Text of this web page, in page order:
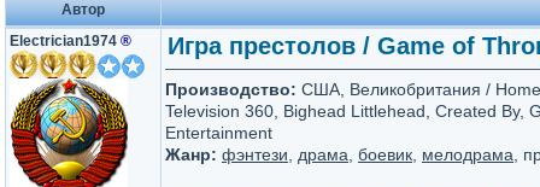
Автор
Electrician1974 ® Игра престолов / Game of
Производство: США, Великобритания /
Television 360, Bighead Littlehead, Created By,
Entertainment
Жанр: фэнтези драма боевик мелодрама ,